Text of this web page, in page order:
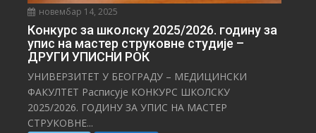
новембар 14, 2025
Конкурс за школску 2025/⁠2026. годину за
упис на мастер струковне студије –
ДРУГИ УПИСНИ РОК
УНИВЕРЗИТЕТ У БЕОГРАДУ – МЕДИЦИНСКИ
ФАКУЛТЕТ Расписује КОНКУРС ШКОЛСКУ
2025/⁠2026. ГОДИНУ ЗА УПИС НА МАСТЕР
СТРУКОВНЕ...